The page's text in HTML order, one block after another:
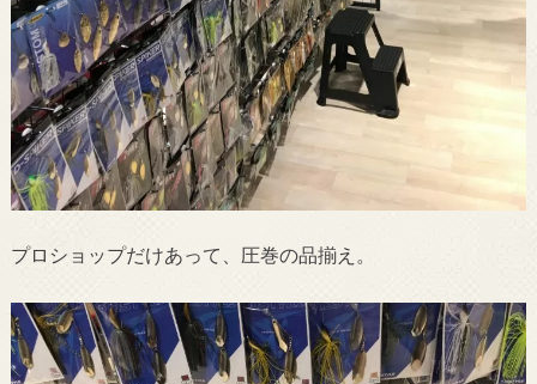
プロショップだけあって、圧巻の品揃え。